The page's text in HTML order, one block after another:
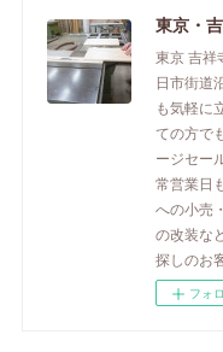
東京 吉祥
日市街道
も気軽に
ての方で
ージセー
常営業日
への小売
の改装な
探しのお
フォ